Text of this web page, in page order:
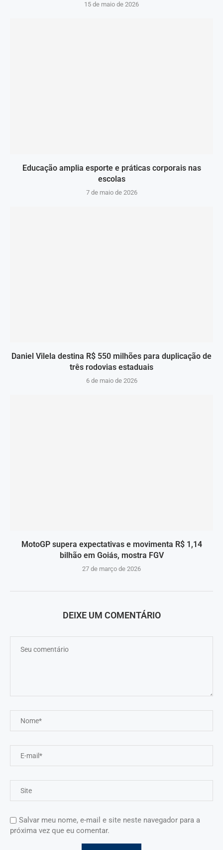
15 de maio de 2026
Educação amplia esporte e práticas corporais nas
escolas
7 de maio de 2026
Daniel Vilela destina R$ 550 milhões para duplicação de
três rodovias estaduais
6 de maio de 2026
MotoGP supera expectativas e movimenta R$ 1,14
bilhão em Goiás, mostra FGV
27 de março de 2026
DEIXE UM COMENTÁRIO
Salvar meu nome, e-mail e site neste navegador para a
próxima vez que eu comentar.